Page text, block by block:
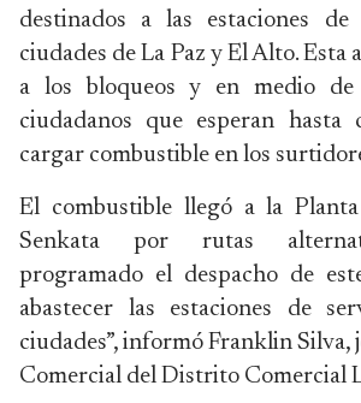
destinados a las estaciones
ciudades de La Paz y El Alto. Esta
a los bloqueos y en medio
ciudadanos que esperan hasta
cargar combustible en los
El combustible llegó a la
Senkata por rutas
programado el despacho de
abastecer las estaciones de
ciudades”, informó Franklin Silva,
Comercial del Distrito Comercial